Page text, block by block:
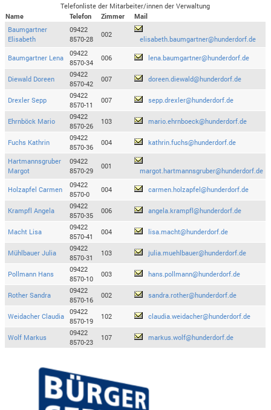
Telefonliste der Mitarbeiter/innen der Verwaltung
Name
Telefon Zimmer
Mail
Baumgartner
Elisabeth
09422
8570-28
002
elisabeth.baumgartner@hunderdorf.de
Baumgartner Lena
09422
8570-34
006 lena.baumgartner@hunderdorf.de
Diewald Doreen
09422
8570-42
007 doreen.diewald@hunderdorf.de
Drexler Sepp
09422
8570-11
007 sepp.drexler@hunderdorf.de
Ehrnböck Mario
09422
8570-26
103 mario.ehrnboeck@hunderdorf.de
Fuchs Kathrin
09422
8570-36
004 kathrin.fuchs@hunderdorf.de
Hartmannsgruber
Margot
09422
8570-29
001
margot.hartmannsgruber@hunderdorf.de
Holzapfel Carmen
09422
8570-0
004 carmen.holzapfel@hunderdorf.de
Krampfl Angela
09422
8570-35
006 angela.krampfl@hunderdorf.de
Macht Lisa
09422
8570-41
004 lisa.macht@hunderdorf.de
Mühlbauer Julia
09422
8570-31
103 julia.muehlbauer@hunderdorf.de
Pollmann Hans
09422
8570-10
003 hans.pollmann@hunderdorf.de
Rother Sandra
09422
8570-16
002 sandra.rother@hunderdorf.de
Weidacher Claudia
09422
8570-19
102 claudia.weidacher@hunderdorf.de
Wolf Markus
09422
8570-23
107 markus.wolf@hunderdorf.de